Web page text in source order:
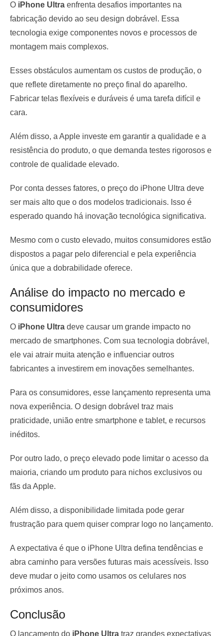
O iPhone Ultra enfrenta desafios importantes na
fabricação devido ao seu design dobrável. Essa
tecnologia exige componentes novos e processos de
montagem mais complexos.
Esses obstáculos aumentam os custos de produção, o
que reflete diretamente no preço final do aparelho.
Fabricar telas flexíveis e duráveis é uma tarefa difícil e
cara.
Além disso, a Apple investe em garantir a qualidade e a
resistência do produto, o que demanda testes rigorosos e
controle de qualidade elevado.
Por conta desses fatores, o preço do iPhone Ultra deve
ser mais alto que o dos modelos tradicionais. Isso é
esperado quando há inovação tecnológica significativa.
Mesmo com o custo elevado, muitos consumidores estão
dispostos a pagar pelo diferencial e pela experiência
única que a dobrabilidade oferece.
Análise do impacto no mercado e
consumidores
O iPhone Ultra deve causar um grande impacto no
mercado de smartphones. Com sua tecnologia dobrável,
ele vai atrair muita atenção e influenciar outros
fabricantes a investirem em inovações semelhantes.
Para os consumidores, esse lançamento representa uma
nova experiência. O design dobrável traz mais
praticidade, união entre smartphone e tablet, e recursos
inéditos.
Por outro lado, o preço elevado pode limitar o acesso da
maioria, criando um produto para nichos exclusivos ou
fãs da Apple.
Além disso, a disponibilidade limitada pode gerar
frustração para quem quiser comprar logo no lançamento.
A expectativa é que o iPhone Ultra defina tendências e
abra caminho para versões futuras mais acessíveis. Isso
deve mudar o jeito como usamos os celulares nos
próximos anos.
Conclusão
O lançamento do iPhone Ultra traz grandes expectativas